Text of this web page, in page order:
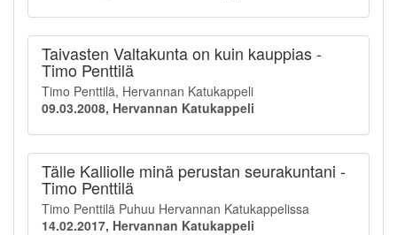
Taivasten Valtakunta on kuin kauppias -
Timo Penttilä
Timo Penttilä, Hervannan Katukappeli
09.03.2008, Hervannan Katukappeli
Tälle Kalliolle minä perustan seurakuntani -
Timo Penttilä
Timo Penttilä Puhuu Hervannan Katukappelissa
14.02.2017, Hervannan Katukappeli